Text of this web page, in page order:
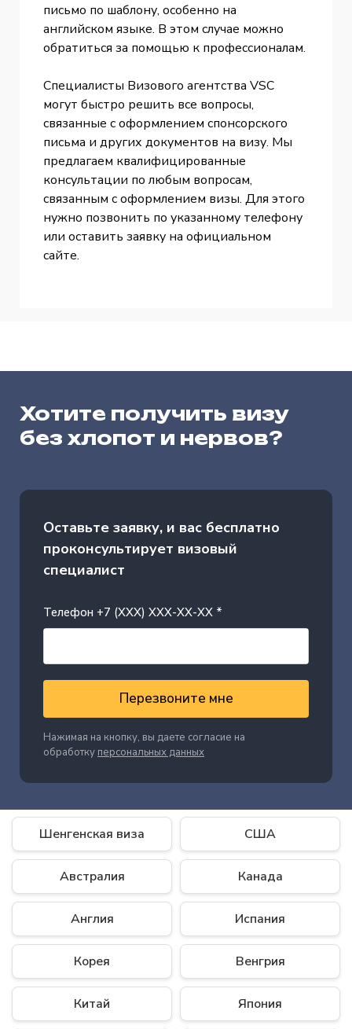
письмо по шаблону, особенно на
английском языке. В этом случае можно
обратиться за помощью к профессионалам.
Специалисты Визового агентства VSC
могут быстро решить все вопросы,
связанные с оформлением спонсорского
письма и других документов на визу. Мы
предлагаем квалифицированные
консультации по любым вопросам,
связанным с оформлением визы. Для этого
нужно позвонить по указанному телефону
или оставить заявку на официальном
сайте.
Хотите получить визу
без хлопот и нервов?
Оставьте заявку, и вас бесплатно
проконсультирует визовый
специалист
Телефон +7 (XXX) XXX-XX-XX *
Перезвоните мне
Нажимая на кнопку, вы даете согласие на
обработку персональных данных
Шенгенская виза США
Австралия Канада
Англия Испания
Корея Венгрия
Китай Япония